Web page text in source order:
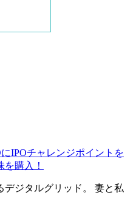
IPOチャレンジポイントを
購入！
デジタルグリッド。 妻と私